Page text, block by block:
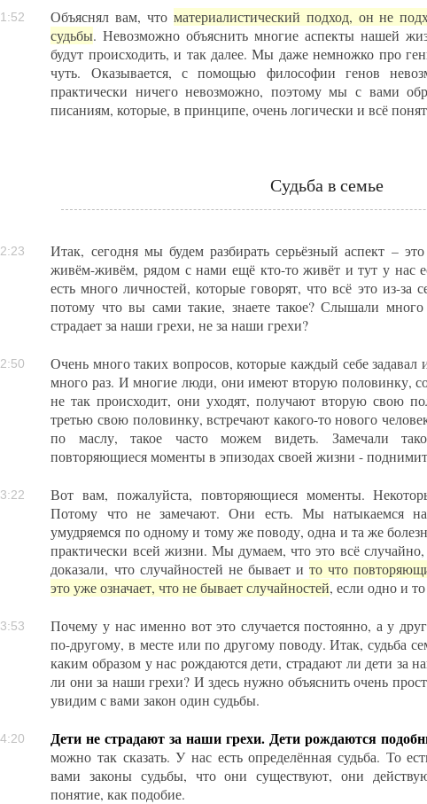
Объяснял вам, что материалистический подход, он не
судьбы. Невозможно объяснить многие аспекты нашей
будут происходить, и так далее. Мы даже немножко про
чуть. Оказывается, с помощью философии генов
практически ничего невозможно, поэтому мы с вами
писаниям, которые, в принципе, очень логически и всё
Судьба в семье
Итак, сегодня мы будем разбирать серьёзный аспект –
живём-живём, рядом с нами ещё кто-то живёт и тут у нас
есть много личностей, которые говорят, что всё это из-за
потому что вы сами такие, знаете такое? Слышали
страдает за наши грехи, не за наши грехи?
Очень много таких вопросов, которые каждый себе задавал
много раз. И многие люди, они имеют вторую половинку,
не так происходит, они уходят, получают вторую свою
третью свою половинку, встречают какого-то нового
по маслу, такое часто можем видеть. Замечали
повторяющиеся моменты в эпизодах своей жизни -
Вот вам, пожалуйста, повторяющиеся моменты.
Потому что не замечают. Они есть. Мы натыкаемся
умудряемся по одному и тому же поводу, одна и та же
практически всей жизни. Мы думаем, что это всё
доказали, что случайностей не бывает ито что
это уже означает, что не бывает случайностей, если одно и
Почему у нас именно вот это случается постоянно, а у
по-другому, в месте или по другому поводу. Итак, судьба
каким образом у нас рождаются дети, страдают ли дети за
ли они за наши грехи? И здесь нужно объяснить очень
увидим с вами закон один судьбы.
Дети не страдают за наши грехи. Дети рождаются
можно так сказать. У нас есть определённая судьба. То
вами законы судьбы, что они существуют, они
понятие, как подобие.